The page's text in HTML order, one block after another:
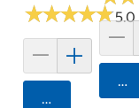
★★★★★
★★★★★5.0
Agregar